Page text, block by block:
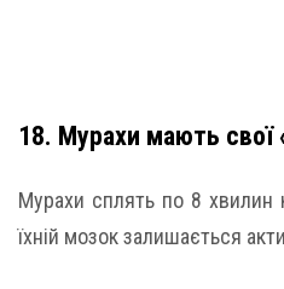
18. Мурахи мають свої
Мурахи сплять по 8 хвилин
їхній мозок залишається